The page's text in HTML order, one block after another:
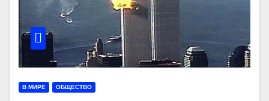
В МИРЕ ОБЩЕСТВО